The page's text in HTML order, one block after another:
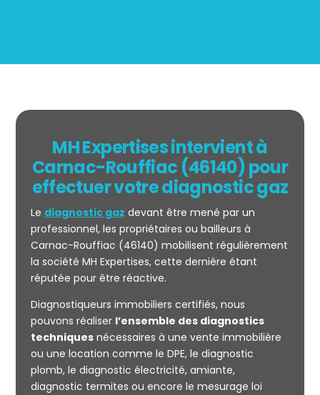
Mesurage
CARREZ
MH Expertises intervient à
Carnac-Rouffiac (46140) pour
effectuer votre diagnostic gaz
Le diagnostic gaz devant être mené par un
professionnel, les propriétaires ou bailleurs à
Carnac-Rouffiac (46140) mobilisent régulièrement
la société MH Expertises, cette dernière étant
réputée pour être réactive.
Diagnostiqueurs immobiliers certifiés, nous
pouvons réaliser l’ensemble des diagnostics
techniquesnécessaires à une vente immobilière
ou une location comme le DPE, le diagnostic
plomb, le diagnostic électricité, amiante,
diagnostic termites ou encore le mesurage loi